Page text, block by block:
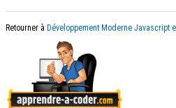
Retourner à Développement Moderne Javascript